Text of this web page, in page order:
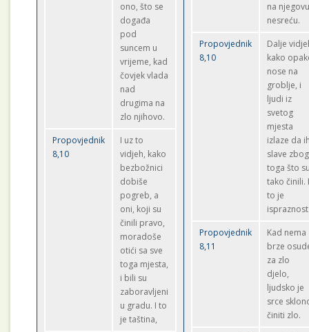
ono, što se
događa
pod
suncem u
vrijeme, kad
čovjek vlada
nad
drugima na
zlo njihovo.
Propovjednik
8,10
I uz to
vidjeh, kako
bezbožnici
dobiše
pogreb, a
oni, koji su
činili pravo,
moradoše
otići sa sve
toga mjesta,
i bili su
zaboravljeni
u gradu. I to
je taština,
na
nesreću.
Propovjednik
8,10
Dalje
kako
nose na
groblje, i
ljudi iz
svetog
mjesta
izlaze da
slave zbog
toga što
tako činili.
to je
Propovjednik
8,11
Kad nema
brze
za zlo
djelo,
ljudsko je
srce
činiti zlo.